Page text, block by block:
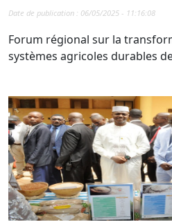
Date de publication : 06/05/2025 - 11:16:08
Forum régional sur la
systèmes agricoles durables